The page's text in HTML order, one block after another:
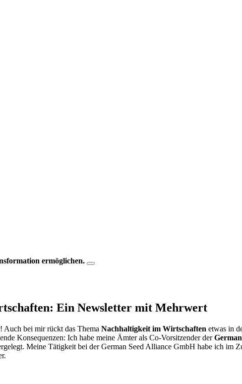
ermöglichen.
Ein Newsletter mit Mehrwert
Auch bei mir rückt das Thema Nachhaltigkeit im Wirtschaften etwas in
Konsequenzen: Ich habe meine Ämter als Co-Vorsitzender der
Meine Tätigkeit bei der German Seed Alliance GmbH habe ich im